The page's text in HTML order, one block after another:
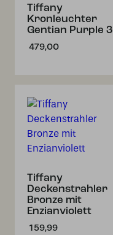
Tiffany
Kronleuchter
Gentian Purple 3
479,00
Tiffany
Deckenstrahler
Bronze mit
Enzianviolett
159,99